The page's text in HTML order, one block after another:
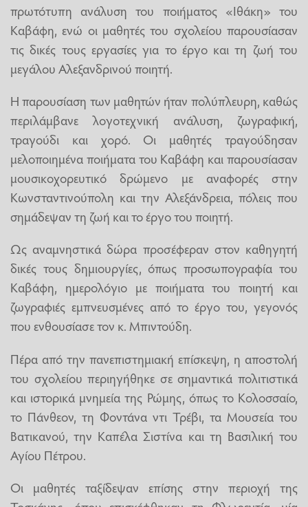
πρωτότυπη ανάλυση του ποιήματος «Ιθάκη» του
Καβάφη, ενώ οι μαθητές του σχολείου παρουσίασαν
τις δικές τους εργασίες για το έργο και τη ζωή του
μεγάλου Αλεξανδρινού ποιητή.
Η παρουσίαση των μαθητών ήταν πολύπλευρη, καθώς
περιλάμβανε λογοτεχνική ανάλυση, ζωγραφική,
τραγούδι και χορό. Οι μαθητές τραγούδησαν
μελοποιημένα ποιήματα του Καβάφη και παρουσίασαν
μουσικοχορευτικό δρώμενο με αναφορές στην
Κωνσταντινούπολη και την Αλεξάνδρεια, πόλεις που
σημάδεψαν τη ζωή και το έργο του ποιητή.
Ως αναμνηστικά δώρα προσέφεραν στον καθηγητή
δικές τους δημιουργίες, όπως προσωπογραφία του
Καβάφη, ημερολόγιο με ποιήματα του ποιητή και
ζωγραφιές εμπνευσμένες από το έργο του, γεγονός
που ενθουσίασε τον κ. Μπιντούδη.
Πέρα από την πανεπιστημιακή επίσκεψη, η αποστολή
του σχολείου περιηγήθηκε σε σημαντικά πολιτιστικά
και ιστορικά μνημεία της Ρώμης, όπως το Κολοσσαίο,
το Πάνθεον, τη Φοντάνα ντι Τρέβι, τα Μουσεία του
Βατικανού, την Καπέλα Σιστίνα και τη Βασιλική του
Αγίου Πέτρου.
Οι μαθητές ταξίδεψαν επίσης στην περιοχή της